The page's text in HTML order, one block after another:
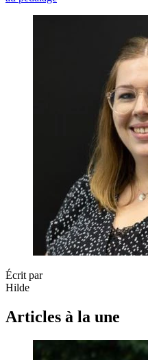
Écrit par
Hilde
Articles à la une